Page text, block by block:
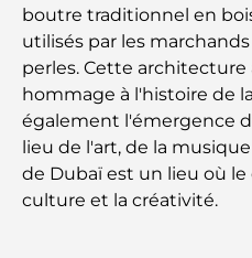
boutre traditionnel en
utilisés par les
perles. Cette
hommage à l'histoire de
également l'émergence
lieu de l'art, de la
de Dubaï est un lieu où
culture et la créativité.